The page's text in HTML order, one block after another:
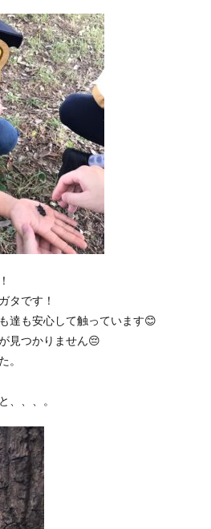
タです！
達も安心して触っています😊
見つかりません😔
。
、、、。